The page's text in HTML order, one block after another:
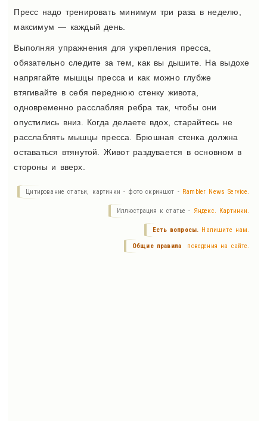
Пресс надо тренировать минимум три раза в неделю,
максимум — каждый день.
Выполняя упражнения для укрепления пресса,
обязательно следите за тем, как вы дышите. На выдохе
напрягайте мышцы пресса и как можно глубже
втягивайте в себя переднюю стенку живота,
одновременно расслабляя ребра так, чтобы они
опустились вниз. Когда делаете вдох, старайтесь не
расслаблять мышцы пресса. Брюшная стенка должна
оставаться втянутой. Живот раздувается в основном в
стороны и вверх.
Цитирование статьи, картинки - фото скриншот - Rambler News Service.
Иллюстрация к статье - Яндекс. Картинки.
Есть вопросы. Напишите нам.
Общие правила поведения на сайте.